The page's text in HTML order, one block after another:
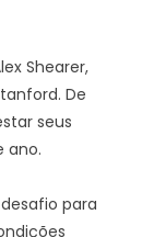
Shearer,
De
seus
ano.
para